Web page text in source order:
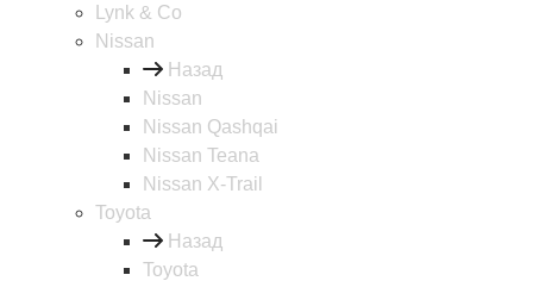
Lynk & Co
Nissan
Назад
Nissan
Nissan Qashqai
Nissan Teana
Nissan X-Trail
Toyota
Назад
Toyota